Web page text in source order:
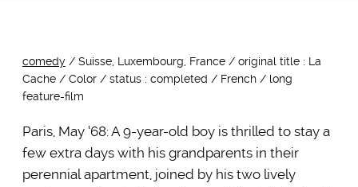
comedy/ Suisse, Luxembourg, France / original title : La
Cache / Color / status : completed / French / long
feature-film
Paris, May ‘68: A 9-year-old boy is thrilled to stay a
few extra days with his grandparents in their
perennial apartment, joined by his two lively